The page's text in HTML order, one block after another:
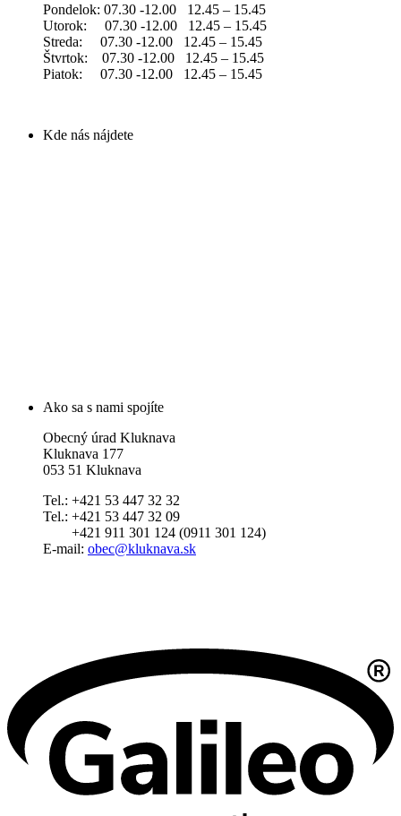
Pondelok: 07.30 -12.00 12.45 – 15.45
Utorok: 07.30 -12.00 12.45 – 15.45
Streda: 07.30 -12.00 12.45 – 15.45
Štvrtok: 07.30 -12.00 12.45 – 15.45
Piatok: 07.30 -12.00 12.45 – 15.45
Kde nás nájdete
Ako sa s nami spojíte
Obecný úrad Kluknava
Kluknava 177
053 51 Kluknava
Tel.: +421 53 447 32 32
Tel.: +421 53 447 32 09
+421 911 301 124 (0911 301 124)
E-mail: obec@kluknava.sk